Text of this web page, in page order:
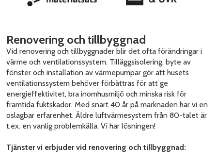
Renovering och tillbyggnad
Vid renovering och tillbyggnader blir det ofta förändringar i
värme och ventilationssystem. Tilläggsisolering, byte av
fönster och installation av värmepumpar gör att husets
ventilationssystem behöver förbättras för att ge
energieffektivitet, bra inomhusmiljö och minska risk för
framtida fuktskador. Med snart 40 år på marknaden har vi en
oslagbar erfarenhet. Äldre luftvärmesystem från 80-talet är
t.ex. en vanlig problemkälla. Vi har lösningen!
Tjänster vi erbjuder vid renovering och tillbyggnad: